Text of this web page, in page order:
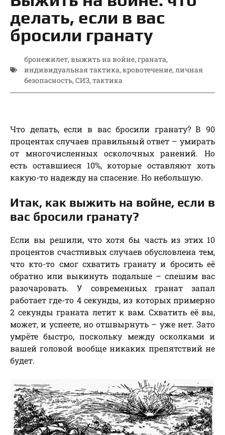
делать, если в вас
бросили гранату
бронежилет, выжить на войне, граната,
индивидуальная тактика, кровотечение, личная
безопасность, СИЗ, тактика
Что делать, если в вас бросили гранату? В 90
процентах случаев правильный ответ – умирать
от многочисленных осколочных ранений. Но
есть оставшиеся 10%, которые оставляют хоть
какую-то надежду на спасение. Но небольшую.
Итак, как выжить на войне, если в
вас бросили гранату?
Если вы решили, что хотя бы часть из этих 10
процентов счастливых случаев обусловлена тем,
что кто-то смог схватить гранату и бросить её
обратно или выкинуть подальше – спешим вас
разочаровать. У современных гранат запал
работает где-то 4 секунды, из которых примерно
2 секунды граната летит к вам. Схватить её вы,
может, и успеете, но отшвырнуть – уже нет. Зато
умрёте быстро, поскольку между осколками и
вашей головой вообще никаких препятствий не
будет.